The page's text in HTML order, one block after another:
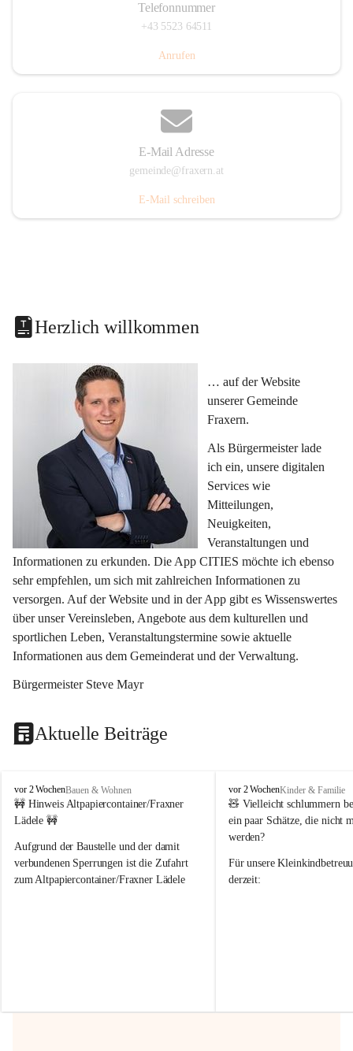
Telefonnummer
+43 5523 64511
Anrufen
E-Mail Adresse
gemeinde@fraxern.at
E-Mail schreiben
Herzlich willkommen
… auf der Website
unserer Gemeinde
Fraxern.
Als Bürgermeister lade
ich ein, unsere digitalen
Services wie
Mitteilungen,
Neuigkeiten,
Veranstaltungen und
Informationen zu erkunden. Die App CITIES möchte ich ebenso
sehr empfehlen, um sich mit zahlreichen Informationen zu
versorgen. Auf der Website und in der App gibt es Wissenswertes
über unser Vereinsleben, Angebote aus dem kulturellen und
sportlichen Leben, Veranstaltungstermine sowie aktuelle
Informationen aus dem Gemeinderat und der Verwaltung.
Bürgermeister Steve Mayr
Aktuelle Beiträge
F
r
a
e
r
n
vor 2 WochenBauen & Wohnen
🚧 Hinweis Altpapiercontainer/Fraxner
Lädele 🚧
Aufgrund der Baustelle und der damit
verbundenen Sperrungen ist die Zufahrt
zum Altpapiercontainer/Fraxner Lädele
Hilfsbereitschaft!
F
r
a
x
r
n
vor 2 WochenKinder & Familie
🧸 Vielleicht schlummern
ein paar Schätze, die nicht
werden?
Für unsere
derzeit: